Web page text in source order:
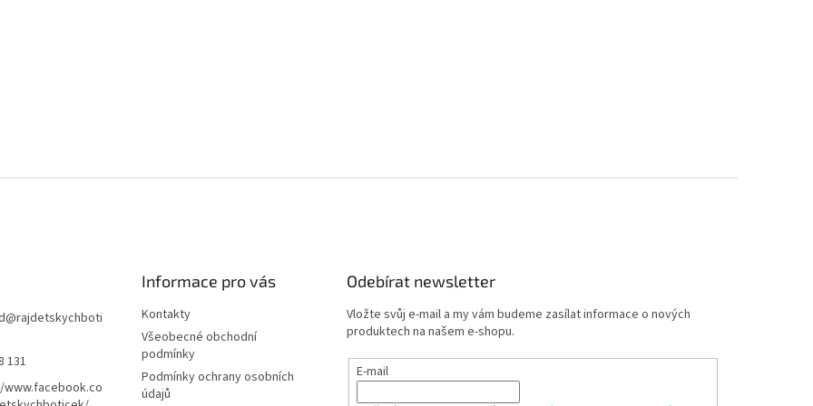
@rajdetskychboti
131
Informace pro vás
Kontakty
Všeobecné obchodní
podmínky
Podmínky ochrany osobních
údajů
Odebírat newsletter
Vložte svůj e-mail a my vám budeme zasílat informace o nových
produktech na našem e-shopu.
E-mail